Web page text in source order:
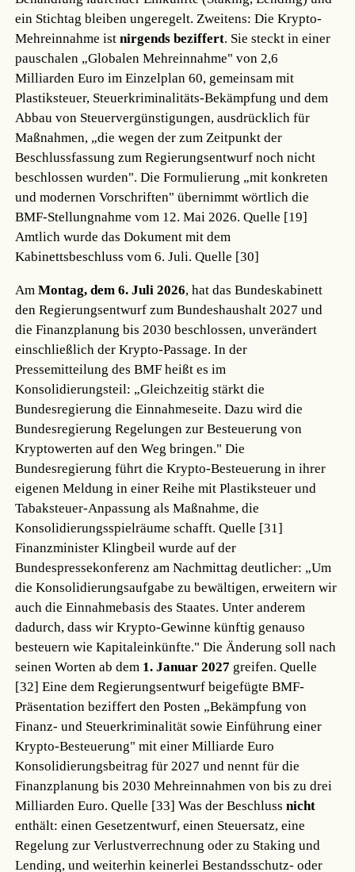
ein Stichtag bleiben ungeregelt. Zweitens: Die Krypto-
Mehreinnahme istnirgends beziffert. Sie steckt in einer
pauschalen „Globalen Mehreinnahme" von 2,6
Milliarden Euro im Einzelplan 60, gemeinsam mit
Plastiksteuer, Steuerkriminalitäts-Bekämpfung und dem
Abbau von Steuervergünstigungen, ausdrücklich für
Maßnahmen, „die wegen der zum Zeitpunkt der
Beschlussfassung zum Regierungsentwurf noch nicht
beschlossen wurden". Die Formulierung „mit konkreten
und modernen Vorschriften" übernimmt wörtlich die
BMF-Stellungnahme vom 12. Mai 2026.Quelle [19]
Amtlich wurde das Dokument mit dem
Kabinettsbeschluss vom 6. Juli.Quelle [30]
AmMontag, dem 6. Juli 2026, hat das Bundeskabinett
den Regierungsentwurf zum Bundeshaushalt 2027 und
die Finanzplanung bis 2030 beschlossen, unverändert
einschließlich der Krypto-Passage. In der
Pressemitteilung des BMF heißt es im
Konsolidierungsteil: „Gleichzeitig stärkt die
Bundesregierung die Einnahmeseite. Dazu wird die
Bundesregierung Regelungen zur Besteuerung von
Kryptowerten auf den Weg bringen." Die
Bundesregierung führt die Krypto-Besteuerung in ihrer
eigenen Meldung in einer Reihe mit Plastiksteuer und
Tabaksteuer-Anpassung als Maßnahme, die
Konsolidierungsspielräume schafft.Quelle [31]
Finanzminister Klingbeil wurde auf der
Bundespressekonferenz am Nachmittag deutlicher: „Um
die Konsolidierungsaufgabe zu bewältigen, erweitern wir
auch die Einnahmebasis des Staates. Unter anderem
dadurch, dass wir Krypto-Gewinne künftig genauso
besteuern wie Kapitaleinkünfte." Die Änderung soll nach
seinen Worten ab dem 1. Januar 2027 greifen.Quelle
[32] Eine dem Regierungsentwurf beigefügte BMF-
Präsentation beziffert den Posten „Bekämpfung von
Finanz- und Steuerkriminalität sowie Einführung einer
Krypto-Besteuerung" mit einer Milliarde Euro
Konsolidierungsbeitrag für 2027 und nennt für die
Finanzplanung bis 2030 Mehreinnahmen von bis zu drei
Milliarden Euro.Quelle [33] Was der Beschlussnicht
enthält: einen Gesetzentwurf, einen Steuersatz, eine
Regelung zur Verlustverrechnung oder zu Staking und
Lending, und weiterhin keinerlei Bestandsschutz- oder